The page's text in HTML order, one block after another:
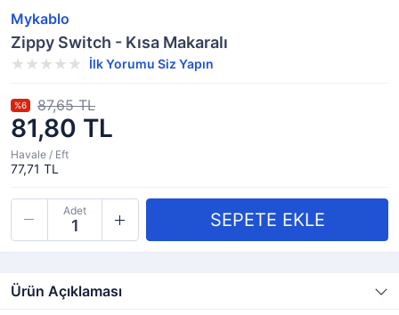
Mykablo
Zippy Switch - Kısa Makaralı
İlk Yorumu Siz Yapın
81,80 TL
%6 87,65 TL
Havale / Eft
77,71 TL
Adet
Ürün Açıklaması